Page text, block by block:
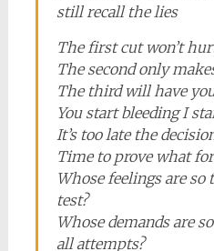
still recall the lies
The first cut won’t
The second only
The third will have
You start bleeding I
It’s too late the
Time to prove what
Whose feelings are so
test?
Whose demands are
all attempts?